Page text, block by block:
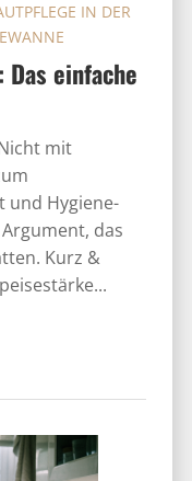
einfache
IN DER
mit
und Hygiene-
das
Kurz &